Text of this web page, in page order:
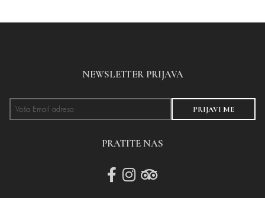
NEWSLETTER PRIJAVA
PRIJAVI ME
PRATITE NAS